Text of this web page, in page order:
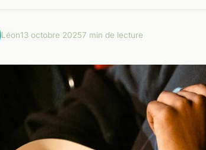
Léon13 octobre 20257 min de lecture